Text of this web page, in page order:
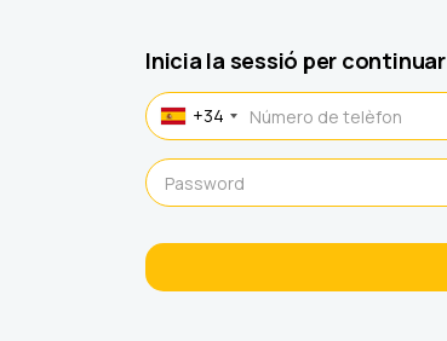
Inicia la sessió per continuar
+34